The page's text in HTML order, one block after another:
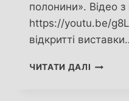
полонини». Відео з
https://youtu.be/
відкритті
ЧИТАТИ ДАЛІ